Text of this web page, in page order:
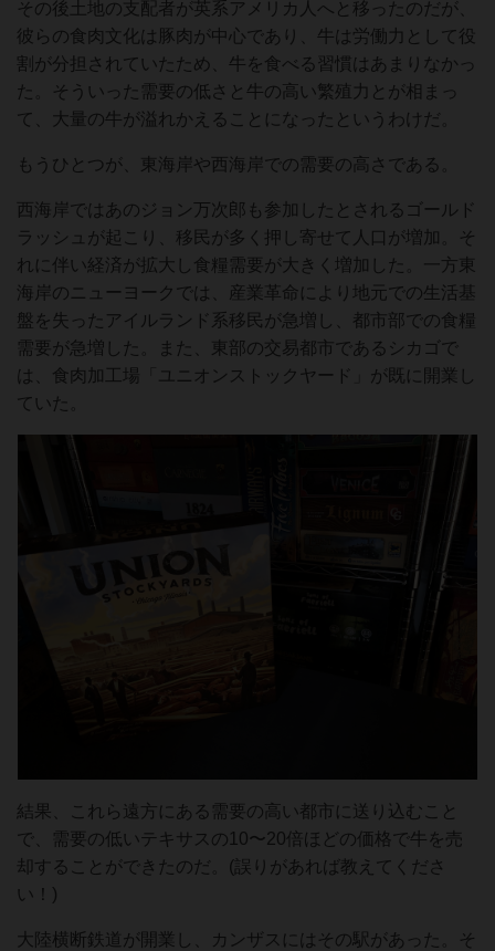
その後土地の支配者が英系アメリカ人へと移ったのだが、
彼らの食肉文化は豚肉が中心であり、牛は労働力として役
割が分担されていたため、牛を食べる習慣はあまりなかっ
た。そういった需要の低さと牛の高い繁殖力とが相まっ
て、大量の牛が溢れかえることになったというわけだ。
もうひとつが、東海岸や西海岸での需要の高さである。
西海岸ではあのジョン万次郎も参加したとされるゴールド
ラッシュが起こり、移民が多く押し寄せて人口が増加。そ
れに伴い経済が拡大し食糧需要が大きく増加した。一方東
海岸のニューヨークでは、産業革命により地元での生活基
盤を失ったアイルランド系移民が急増し、都市部での食糧
需要が急増した。また、東部の交易都市であるシカゴで
は、食肉加工場「ユニオンストックヤード」が既に開業し
ていた。
結果、これら遠方にある需要の高い都市に送り込むこと
で、需要の低いテキサスの10〜20倍ほどの価格で牛を売
却することができたのだ。(誤りがあれば教えてくださ
い！)
大陸横断鉄道が開業し、カンザスにはその駅があった。そ